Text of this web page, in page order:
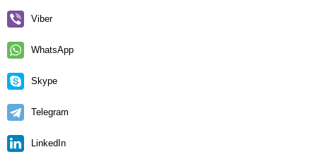
Viber
WhatsApp
Skype
Telegram
LinkedIn